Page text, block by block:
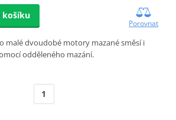
košíku
Porovnat
malé dvoudobé motory mazané směsí i
odděleného mazání.
1